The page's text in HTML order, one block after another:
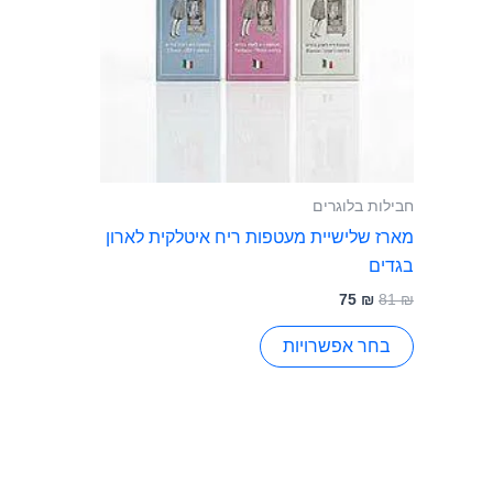
חבילות בלוגרים
מארז שלישיית מעטפות ריח איטלקית לארון
בגדים
81₪
75 ₪
בחר אפשרויות
בעמוד
המוצר